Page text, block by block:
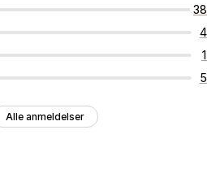
38
4
1
5
Alle anmeldelser